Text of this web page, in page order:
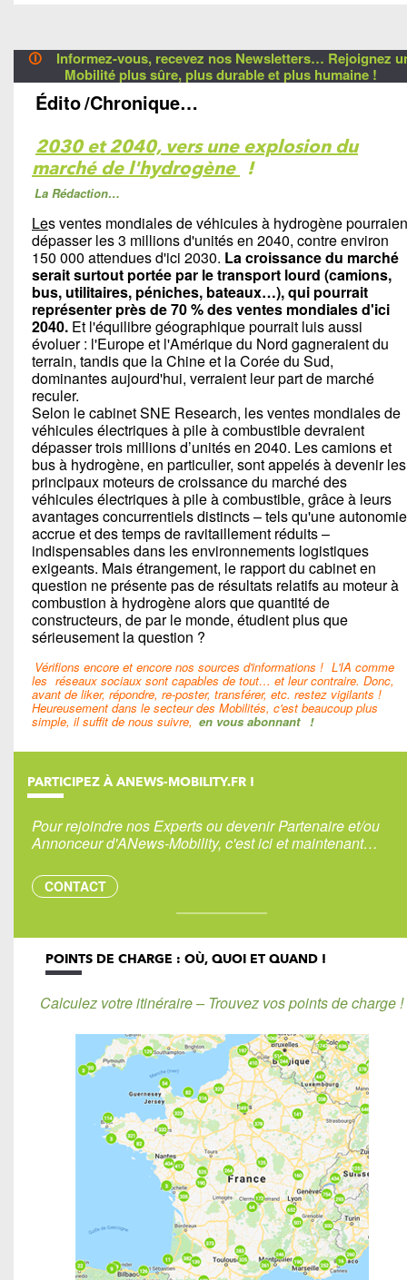
🛈
Informez-vous, recevez nos Newsletters… Rejoignez
Mobilité plus sûre, plus durable et plus humaine !
Édito/Chronique…
2030 et 2040, vers une explosion du
marché de l'hydrogène !
La Rédaction…
Les ventes mondiales de véhicules à hydrogène
dépasser les 3 millions d'unités en 2040, contre environ
150 000 attendues d'ici 2030. La croissance du marché
serait surtout portée par le transport lourd (camions,
bus, utilitaires, péniches, bateaux…), qui pourrait
représenter près de 70 % des ventes mondiales d'ici
2040. Et l'équilibre géographique pourrait luis aussi
évoluer : l'Europe et l'Amérique du Nord gagneraient du
terrain, tandis que la Chine et la Corée du Sud,
dominantes aujourd'hui, verraient leur part de marché
reculer.
Selon le cabinet SNE Research, les ventes mondiales de
véhicules électriques à pile à combustible devraient
dépasser trois millions d’unités en 2040. Les camions et
bus à hydrogène, en particulier, sont appelés à devenir les
principaux moteurs de croissance du marché des
véhicules électriques à pile à combustible, grâce à leurs
avantages concurrentiels distincts – tels qu'une autonomie
accrue et des temps de ravitaillement réduits –
indispensables dans les environnements logistiques
exigeants. Mais étrangement, le rapport du cabinet en
question ne présente pas de résultats relatifs au moteur à
combustion à hydrogène alors que quantité de
constructeurs, de par le monde, étudient plus que
sérieusement la question ?
Vérifions encore et encore nos sources d'informations ! L'IA comme
les réseaux sociaux sont capables de tout… et leur contraire. Donc,
avant de liker, répondre, re-poster, transférer, etc. restez vigilants !
Heureusement dans le secteur des Mobilités, c'est beaucoup plus
simple, il suffit de nous suivre, en vous abonnant !
PARTICIPEZ À ANEWS-MOBILITY.FR !
Pour rejoindre nos Experts ou devenir Partenaire et/ou
Annonceur d'ANews-Mobility, c'est ici et maintenant…
CONTACT
POINTS DE CHARGE : OÙ, QUOI ET QUAND !
Calculez votre itinéraire – Trouvez vos points de charge !